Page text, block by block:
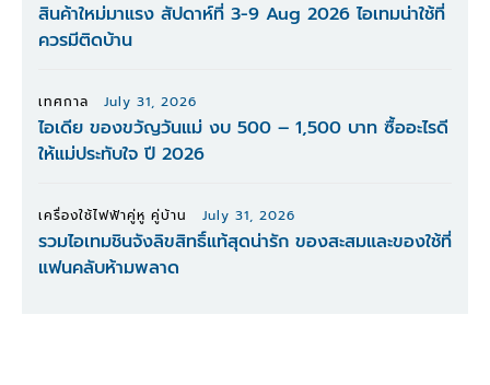
สินค้าใหม่มาแรง สัปดาห์ที่ 3-9 Aug 2026 ไอเทมน่าใช้ที่
ควรมีติดบ้าน
เทศกาล July 31, 2026
ไอเดีย ของขวัญวันแม่ งบ 500 – 1,500 บาท ซื้ออะไรดี
ให้แม่ประทับใจ ปี 2026
เครื่องใช้ไฟฟ้าคู่หู คู่บ้าน July 31, 2026
รวมไอเทมชินจังลิขสิทธิ์แท้สุดน่ารัก ของสะสมและของใช้ที่
แฟนคลับห้ามพลาด